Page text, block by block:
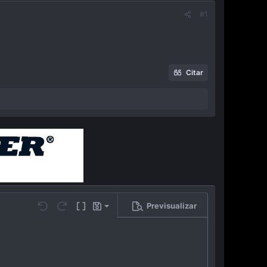
#1
Citar
Undo Redo Toggle BB code
Borradores
Guardar borrador
Previsualizar